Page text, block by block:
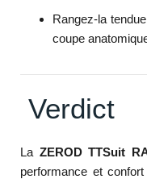
Rangez-la
coupe
Verdict
La ZEROD TTSuit
performance et